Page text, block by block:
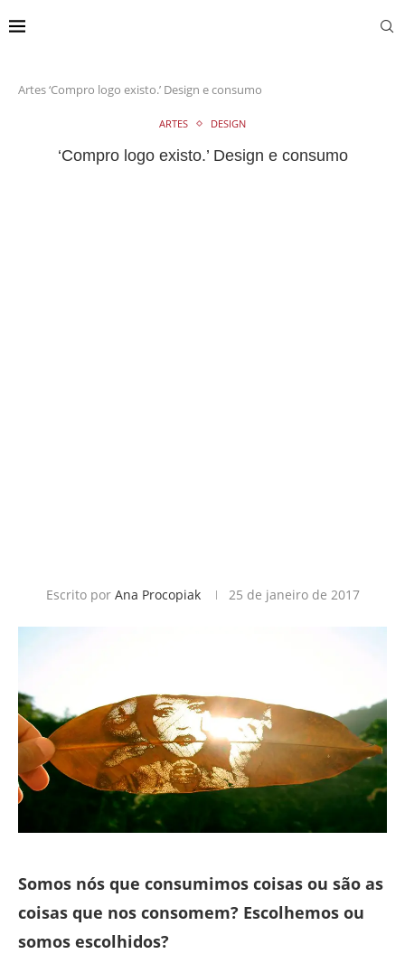
Artes‘Compro logo existo.’ Design e consumo
ARTES DESIGN
‘Compro logo existo.’ Design e consumo
Escrito por Ana Procopiak 25 de janeiro de 2017
Somos nós que consumimos coisas ou são as
coisas que nos consomem? Escolhemos ou
somos escolhidos?